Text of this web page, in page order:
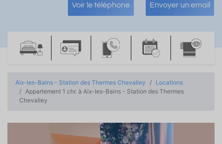
Voir le téléphone Envoyer un email
Aix-les-Bains - Station des Thermes Chevalley
Locations
Appartement 1 chr. à Aix-les-Bains - Station des Thermes
Chevalley